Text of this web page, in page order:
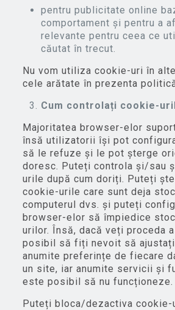
pentru publicitate online
comportament și pentru a
relevante pentru ceea ce
căutat în trecut.
Nu vom utiliza cookie-uri în
cele arătate în prezenta
Cum controlați cookie-
Majoritatea browser-elor
însă utilizatorii își pot
să le refuze și le pot șterge
doresc. Puteți controla și/sau
urile după cum doriți. Puteți
cookie-urile care sunt deja
computerul dvs. și puteți
browser-elor să împiedice
urilor. Însă, dacă veți proceda
posibil să fiți nevoit să ajustați
anumite preferințe de fiecare
un site, iar anumite servicii și
este posibil să nu funcționeze.
Puteți bloca/dezactiva